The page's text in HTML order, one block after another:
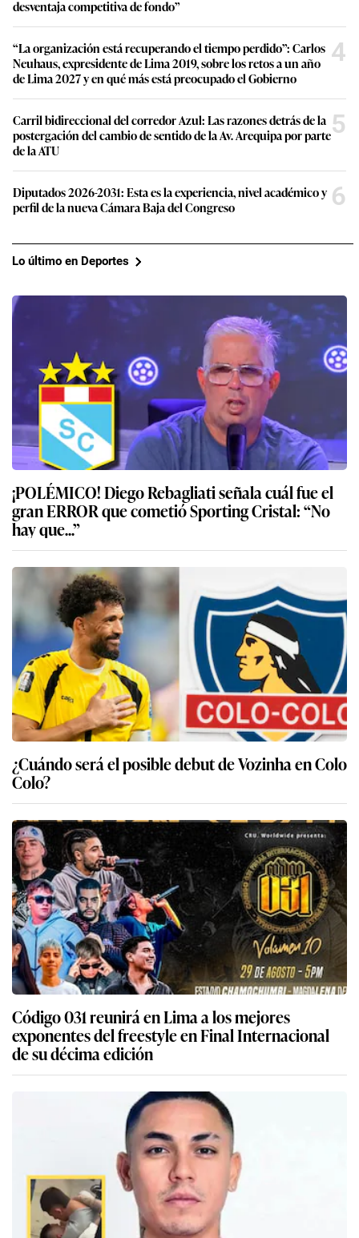
desventaja competitiva de fondo”
“La organización está recuperando el tiempo perdido”: Carlos
Neuhaus, expresidente de Lima 2019, sobre los retos a un año
de Lima 2027 y en qué más está preocupado el Gobierno
4
Carril bidireccional del corredor Azul: Las razones detrás de la
postergación del cambio de sentido de la Av. Arequipa por parte
de la ATU
5
Diputados 2026-2031: Esta es la experiencia, nivel académico y
perfil de la nueva Cámara Baja del Congreso
6
Lo último en Deportes
¡POLÉMICO! Diego Rebagliati señala cuál fue el
gran ERROR que cometió Sporting Cristal: “No
hay que...”
¿Cuándo será el posible debut de Vozinha en Colo
Colo?
Código 031 reunirá en Lima a los mejores
exponentes del freestyle en Final Internacional
de su décima edición